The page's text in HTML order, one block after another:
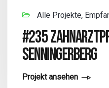
Alle Projekte,
#235
SENNINGERBERG
Projekt ansehen